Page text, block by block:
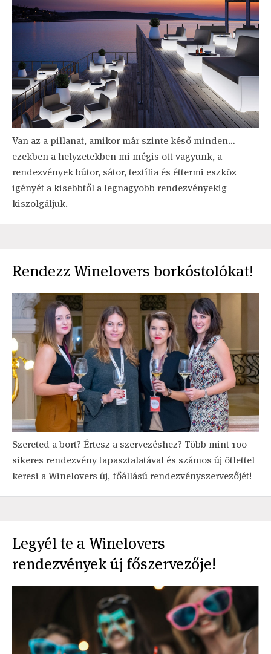
Van az a pillanat, amikor már szinte késő minden…
ezekben a helyzetekben mi mégis ott vagyunk, a
rendezvények bútor, sátor, textília és éttermi eszköz
igényét a kisebbtől a legnagyobb rendezvényekig
kiszolgáljuk.
Rendezz Winelovers borkóstolókat!
Szereted a bort? Értesz a szervezéshez? Több mint 100
sikeres rendezvény tapasztalatával és számos új ötlettel
keresi a Winelovers új, főállású rendezvényszervezőjét!
Legyél te a Winelovers
rendezvények új főszervezője!